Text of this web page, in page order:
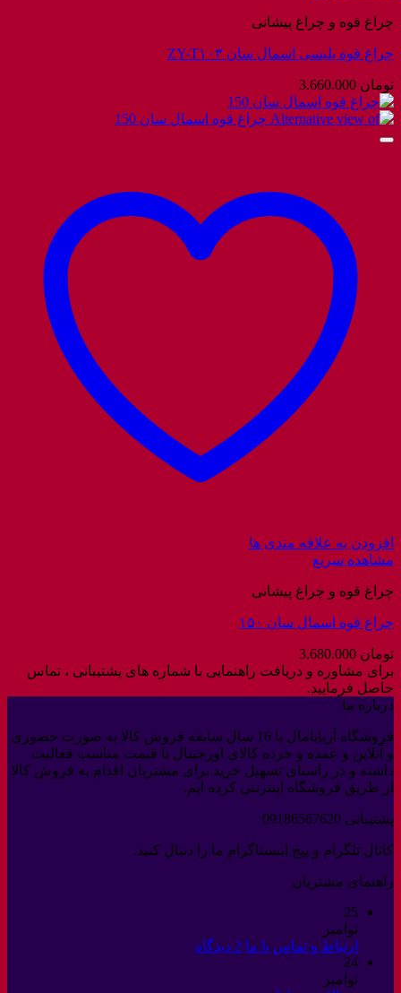
چراغ قوه و چراغ پیشانی
چراغ قوه پلیسی اسمال سان ZY-T۱۰۳
تومان
افزودن به علاقه مندی ها
مشاهده سریع
چراغ قوه و چراغ پیشانی
چراغ قوه اسمال سان ۱۵۰
تومان
برای مشاوره و دریافت راهنمایی با شماره های پشتیبانی ، تماس
حاصل فرمایید.
درباره ما
فروشگاه آربابامال با 16 سال سابقه فروش کالا به صورت حضوری
و آنلاین و عمده و خرده کالای اورجینال با قیمت مناسب فعالیت
داشته و در راستای تسهیل خرید برای مشتریان اقدام به فروش کالا
از طریق فروشگاه اینترنتی کرده ایم.
پشتیبانی 09186567620
کانال تلگرام و پیج اینستاگرام ما را دنبال کنید.
راهنمای مشتریان
25
نوامبر
ارتباط و تماس با ما 2 دیدگاه
24
نوامبر